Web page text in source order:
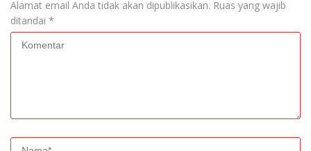
Alamat email Anda tidak akan dipublikasikan. Ruas yang wajib
ditandai *